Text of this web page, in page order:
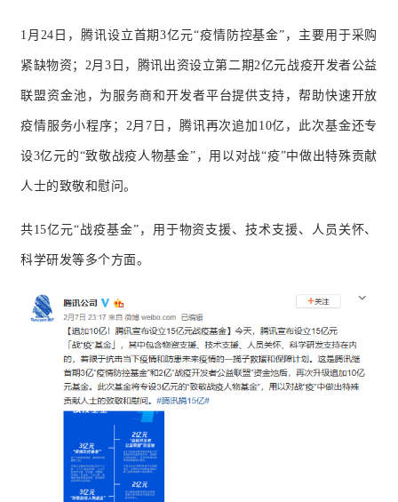
1月24日，腾讯设立首期3亿元“疫情防控基金”，主要用于采购
紧缺物资； 2月3日，腾讯出资设立第二期2亿元战疫开发者公益
联盟资金池，为服务商和开发者平台提供支持，帮助快速开放
疫情服务小程序； 2月7日，腾讯再次追加10亿，此次基金还专
设3亿元的“致敬战疫人物基金”，用以对战“疫”中做出特殊贡献
人士的致敬和慰问。
共15亿元“战疫基金”，用于物资支援、技术支援、人员关怀、
科学研发等多个方面。